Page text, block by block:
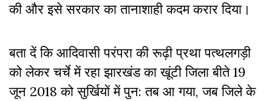
की और इसे सरकार का तानाशाही कदम करार दिया।
बता दें कि आदिवासी परंपरा की रूढ़ी प्रथा पत्थलगड़ी
को लेकर चर्चे में रहा झारखंड का खूंटी जिला बीते 19
जून 2018 को सुर्खियों में पुन: तब आ गया, जब जिले के